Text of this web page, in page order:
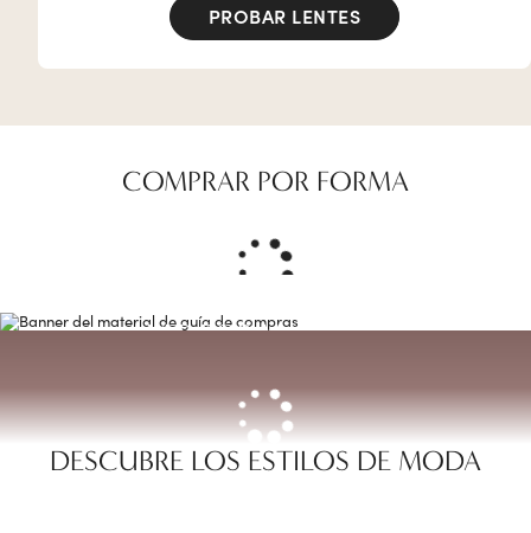
PROBAR LENTES
COMPRAR POR FORMA
VER POR MATERIAL
Si estás buscando monturas llamativas, refinadas o
clásicas,puedes elegir entre una selección de materiales
para crear tu lookperfecto.
DESCUBRE LOS ESTILOS DE MODA